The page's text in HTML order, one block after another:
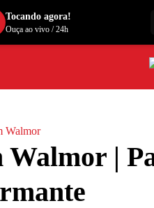
Walmor
Walmor |
Tocando agora!
Ouça ao vivo/24h